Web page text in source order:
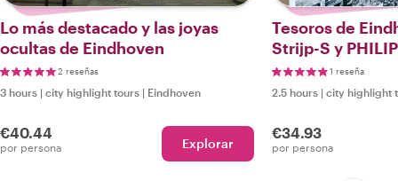
Lo más destacado y las joyas
ocultas de Eindhoven
2 reseñas
3 hours | city highlight tours | Eindhoven
€40.44
por persona Explorar
Tesoros de
Strijp-S y
1 reseña
2.5 hours | city highlight
€34.93
por persona